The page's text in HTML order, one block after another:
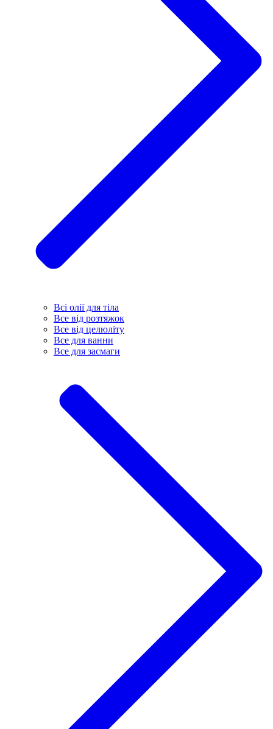
Всі олії для тіла
Все від розтяжок
Все від целюліту
Все для ванни
Все для засмаги